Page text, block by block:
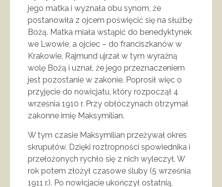
jego matka i wyznała obu synom, że
postanowiła z ojcem poświęcić się na służbę
Bożą. Matka miała wstąpić do benedyktynek
we Lwowie, a ojciec – do franciszkanów w
Krakowie. Rajmund ujrzał w tym wyraźną
wolę Bożą i uznał, że jego przeznaczeniem
jest pozostanie w zakonie. Poprosił więc o
przyjęcie do nowicjatu, który rozpoczął 4
września 1910 r. Przy obłóczynach otrzymał
zakonne imię Maksymilian.
W tym czasie Maksymilian przeżywał okres
skrupułów. Dzięki roztropności spowiednika i
przełożonych rychło się z nich wyleczył. W
rok potem złożył czasowe śluby (5 września
1911 r.). Po nowicjacie ukończył ostatnią,